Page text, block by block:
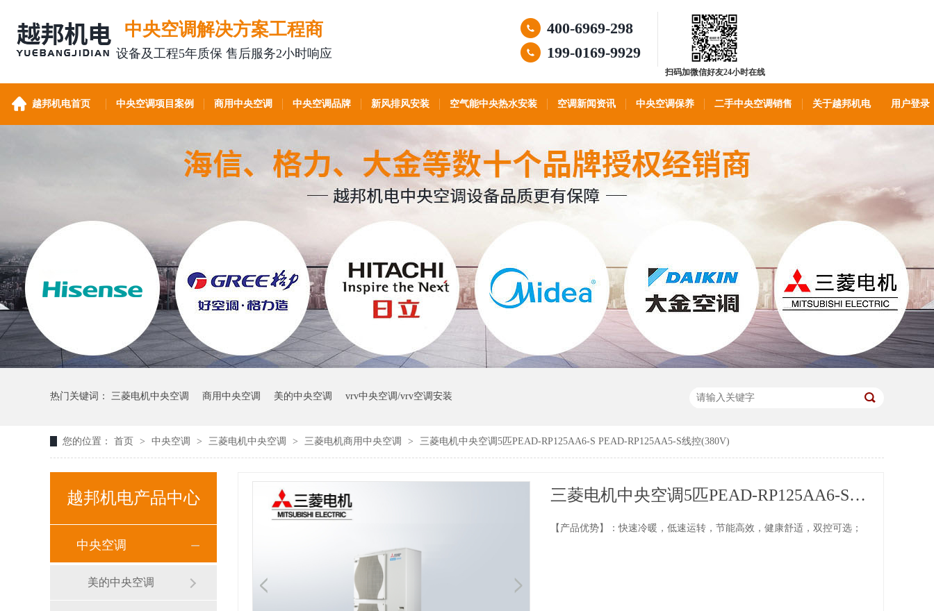
中央空调解决方案工程商
设备及工程5年质保 售后服务2小时响应
400-6969-298
199-0169-9929
扫码加微信好友24小时在线
越邦机电首页 中央空调项目案例 商用中央空调 中央空调品牌 新风排风安装 空气能中央热水安装 空调新闻资讯 中央空调保养 二手中央空调销售 关于越邦机电 用户登录
热门关键词： 三菱电机中央空调 商用中央空调 美的中央空调 vrv中央空调/vrv空调安装
您的位置： 首页 > 中央空调 > 三菱电机中央空调 > 三菱电机商用中央空调 > 三菱电机中央空调5匹PEAD-RP125AA6-S PEAD-RP125AA5-S线控(380V)
越邦机电产品中心
中央空调
美的中央空调
三菱电机中央空调5匹PEAD-RP125AA6-S PEAD-RP125AA5-S线控(380V)
【产品优势】：快速冷暖，低速运转，节能高效，健康舒适，双控可选；